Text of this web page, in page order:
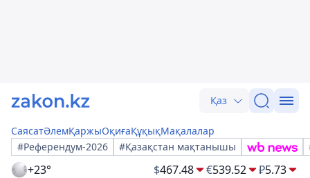
Қаз
СаясатӘлемҚаржыОқиғаҚұқықМақалалар
#Референдум-2026
#Қазақстан мақтанышы
+23° $467.48 €539.52 ₽5.73